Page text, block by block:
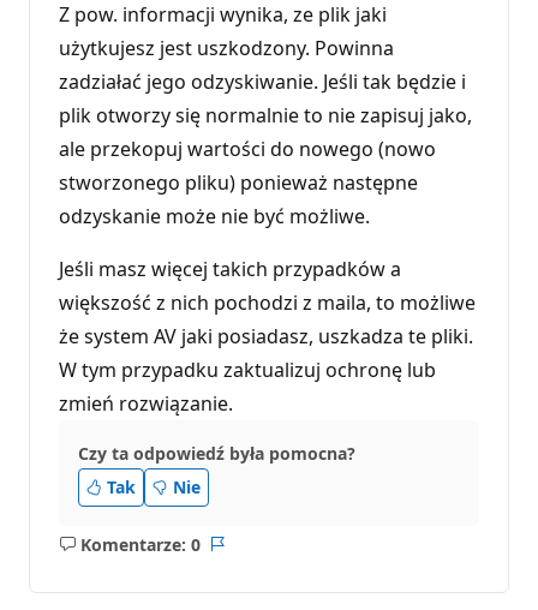
y
e
p
t
a
c
i
Z pow. informacji wynika, ze plik jaki
użytkujesz jest uszkodzony. Powinna
zadziałać jego odzyskiwanie. Jeśli tak będzie i
plik otworzy się normalnie to nie zapisuj jako,
ale przekopuj wartości do nowego (nowo
stworzonego pliku) ponieważ następne
odzyskanie może nie być możliwe.
Jeśli masz więcej takich przypadków a
większość z nich pochodzi z maila, to możliwe
że system AV jaki posiadasz, uszkadza te pliki.
W tym przypadku zaktualizuj ochronę lub
zmień rozwiązanie.
Czy ta odpowiedź była pomocna?
Tak
Nie
Komentarze: 0
Brak